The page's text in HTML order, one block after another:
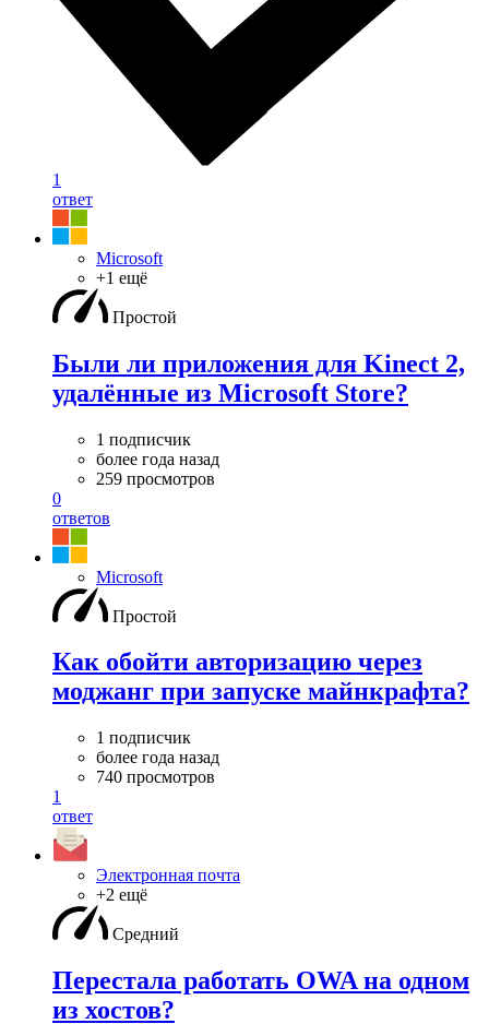
1
ответ
Microsoft
+1 ещё
Простой
Были ли приложения для Kinect 2,
удалённые из Microsoft Store?
1 подписчик
более года назад
259 просмотров
0
ответов
Microsoft
Простой
Как обойти авторизацию через
моджанг при запуске майнкрафта?
1 подписчик
более года назад
740 просмотров
1
ответ
Электронная почта
+2 ещё
Средний
Перестала работать OWA на одном
из хостов?